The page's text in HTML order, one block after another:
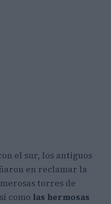
el sur, los antiguos
en reclamar la
torres de
como las hermosas